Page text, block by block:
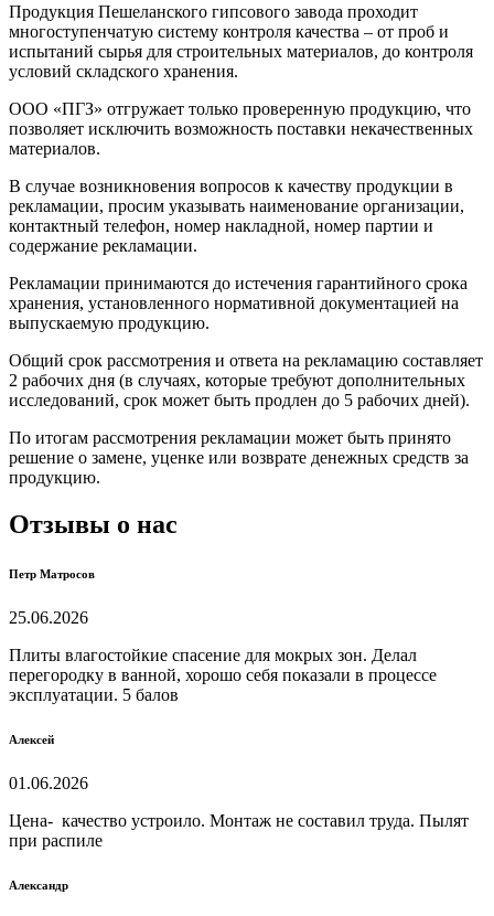
Продукция Пешеланского гипсового завода проходит
многоступенчатую систему контроля качества – от проб и
испытаний сырья для строительных материалов, до контроля
условий складского хранения.
ООО «ПГЗ» отгружает только проверенную продукцию, что
позволяет исключить возможность поставки некачественных
материалов.
В случае возникновения вопросов к качеству продукции в
рекламации, просим указывать наименование организации,
контактный телефон, номер накладной, номер партии и
содержание рекламации.
Рекламации принимаются до истечения гарантийного срока
хранения, установленного нормативной документацией на
выпускаемую продукцию.
Общий срок рассмотрения и ответа на рекламацию составляет
2 рабочих дня (в случаях, которые требуют дополнительных
исследований, срок может быть продлен до 5 рабочих дней).
По итогам рассмотрения рекламации может быть принято
решение о замене, уценке или возврате денежных средств за
продукцию.
Отзывы о нас
Петр Матросов
25.06.2026
Плиты влагостойкие спасение для мокрых зон. Делал
перегородку в ванной, хорошо себя показали в процессе
эксплуатации. 5 балов
Алексей
01.06.2026
Цена- качество устроило. Монтаж не составил труда. Пылят
при распиле
Александр